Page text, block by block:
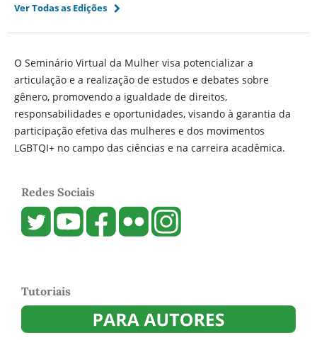
Ver Todas as Edições
O Seminário Virtual da Mulher visa potencializar a
articulação e a realização de estudos e debates sobre
gênero, promovendo a igualdade de direitos,
responsabilidades e oportunidades, visando à garantia da
participação efetiva das mulheres e dos movimentos
LGBTQI+ no campo das ciências e na carreira acadêmica.
Redes Sociais
Tutoriais